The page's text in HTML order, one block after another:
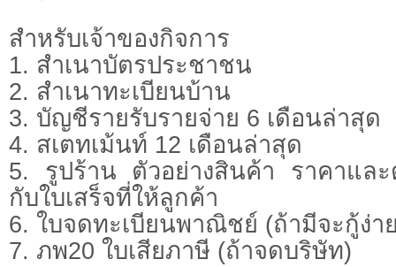
​สำหรับเจ้าของกิจการ
1. สำเนาบัตรประชาชน
2. สำเนาทะเบียนบ้าน
3. บัญชีรายรับรายจ่าย 6 เดือนล่าสุด
4. สเตทเม้นท์ 12 เดือนล่าสุด
5. รูปร้าน ตัวอย่างสินค้า ราคาและ
กับใบเสร็จที่ให้ลูกค้า
6. ใบจดทะเบียนพาณิชย์ (ถ้ามีจะกู้ง่า
7. ภพ20 ใบเสียภาษี (ถ้าจดบริษัท)